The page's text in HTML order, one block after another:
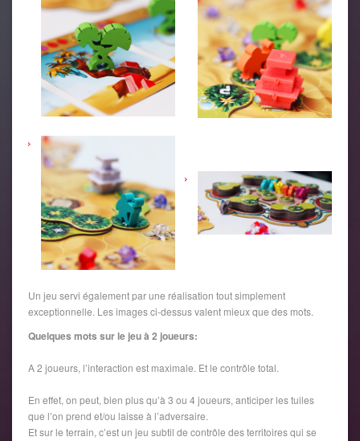
Un jeu servi également par une réalisation tout simplement
exceptionnelle. Les images ci-dessus valent mieux que des mots.
Quelques mots sur le jeu à 2 joueurs:
A 2 joueurs, l’interaction est maximale. Et le contrôle total.
En effet, on peut, bien plus qu’à 3 ou 4 joueurs, anticiper les tuiles
que l’on prend et/ou laisse à l’adversaire.
Et sur le terrain, c’est un jeu subtil de contrôle des territoires qui se